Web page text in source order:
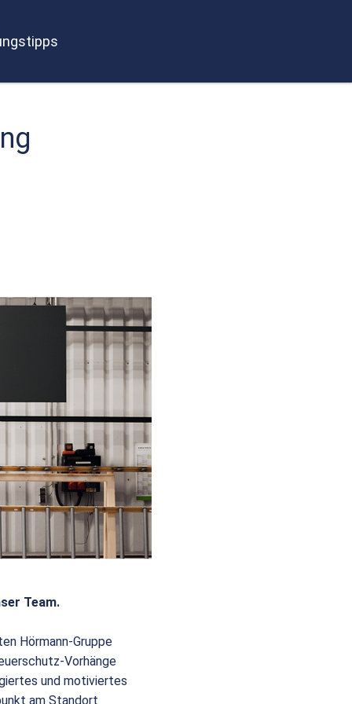
Team.
Hörmann-Gruppe
Vorhänge
und motiviertes
am Standort